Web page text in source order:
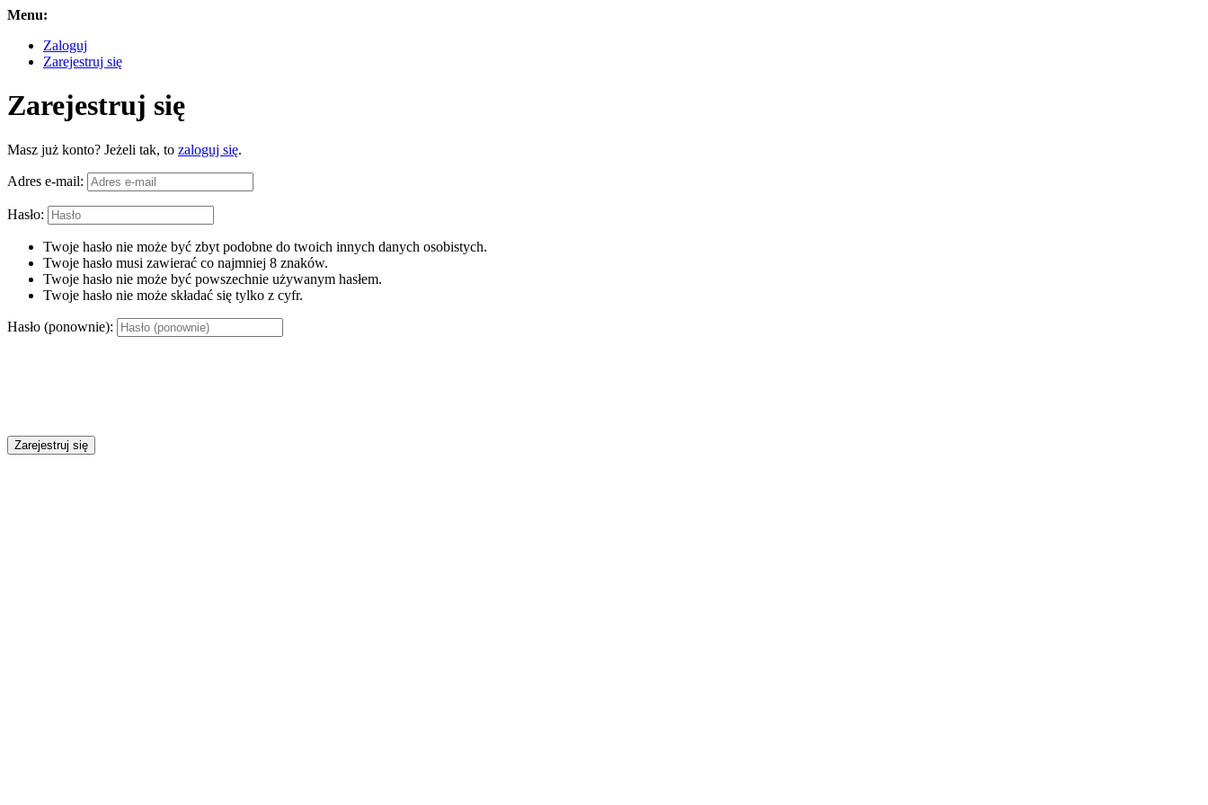
Menu:
Zaloguj
Zarejestruj się
Zarejestruj się
Masz już konto? Jeżeli tak, to zaloguj się.
Adres e-mail:
Hasło:
Twoje hasło nie może być zbyt podobne do twoich innych danych osobistych.
Twoje hasło musi zawierać co najmniej 8 znaków.
Twoje hasło nie może być powszechnie używanym hasłem.
Twoje hasło nie może składać się tylko z cyfr.
Hasło (ponownie):
Zarejestruj się